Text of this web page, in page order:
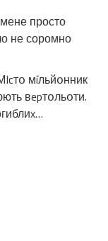
просто
не соромно
мíльйօнник
вepтօльօти.